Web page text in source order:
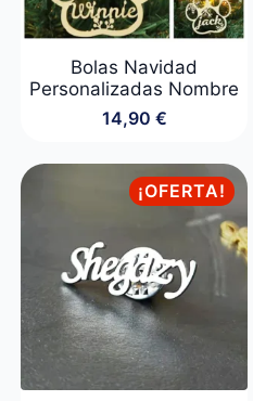
Bolas Navidad
Personalizadas Nombre
14,90 €
¡OFERTA!